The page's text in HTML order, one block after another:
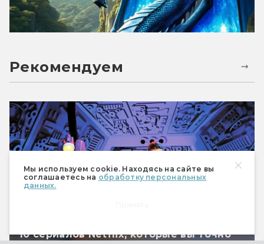
Мы используем cookie. Находясь на сайте вы
соглашаетесь на обработку персональных
данных.
Рекомендуем
10 сериалов Netflix, которые вы точно